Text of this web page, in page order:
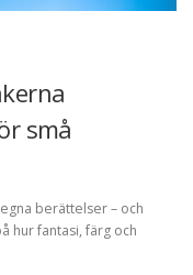
små
berättelser – och
hur fantasi, färg och